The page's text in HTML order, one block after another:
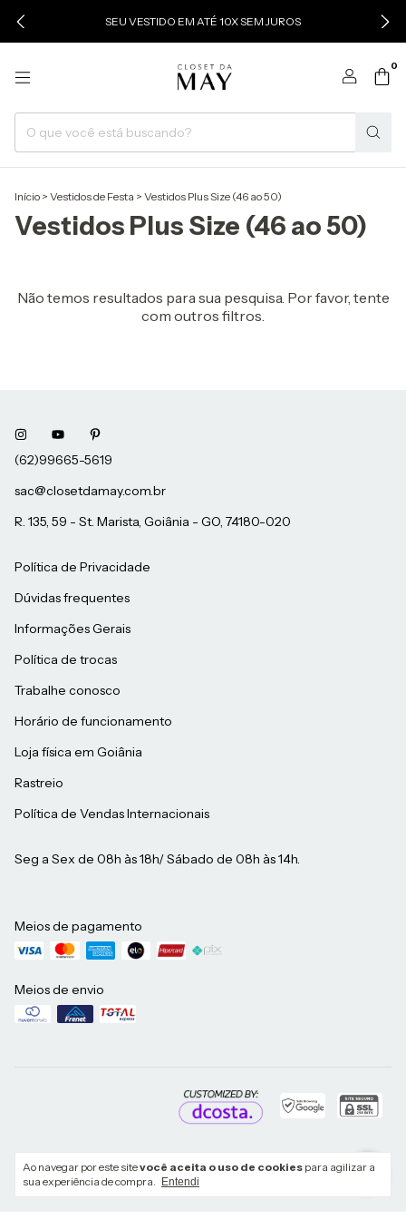
SEU VESTIDO EM ATÉ 10X SEM JUROS
0
Ao navegar por este sitevocê aceita o uso de cookies para agilizar a
sua experiência de compra.
Entendi
Início > Vestidos de Festa > Vestidos Plus Size (46 ao 50)
Vestidos Plus Size (46 ao 50)
Não temos resultados para sua pesquisa. Por favor, tente
com outros filtros.
sac@closetdamay.com.br
R. 135, 59 - St. Marista, Goiânia - GO, 74180-020
Política de Privacidade
Dúvidas frequentes
Informações Gerais
Política de trocas
Trabalhe conosco
Horário de funcionamento
Loja física em Goiânia
Rastreio
Política de Vendas Internacionais
Seg a Sex de 08h às 18h/ Sábado de 08h às 14h.
Meios de pagamento
Meios de envio
Copyright Clos - 19738868000111 - 2026. Todos os direitos reservados.